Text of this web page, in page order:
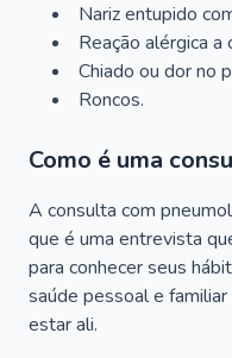
Nariz entupido
Reação alérgica a
Chiado ou dor no
Roncos.
Como é uma
A consulta com
que é uma entrevista
para conhecer seus
saúde pessoal e
estar ali.